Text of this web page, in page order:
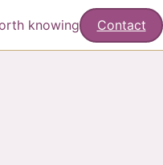
knowing Contact